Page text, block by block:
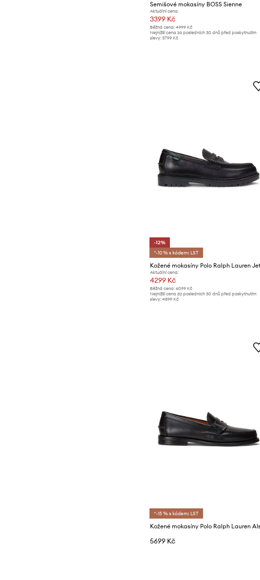
Semišové mokasíny BOSS Sienne
Aktuální cena:
3399 Kč
Běžná cena: 4999 Kč
Nejnižší cena za posledních 30 dnů před poskytnutím
slevy: 3799 Kč
-12%
*-10 % s kódem: LST
Aktuální cena:
4299 Kč
Běžná cena: 6099 Kč
Nejnižší cena za posledních 30 dnů před poskytnutím
slevy: 4899 Kč
*-15 % s kódem: LST
5699 Kč